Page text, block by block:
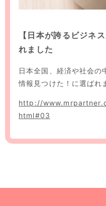
【日本が誇るビジネ
れました
日本全国、経済や社会の
情報見つけた！に選ばれ
http://
html#03